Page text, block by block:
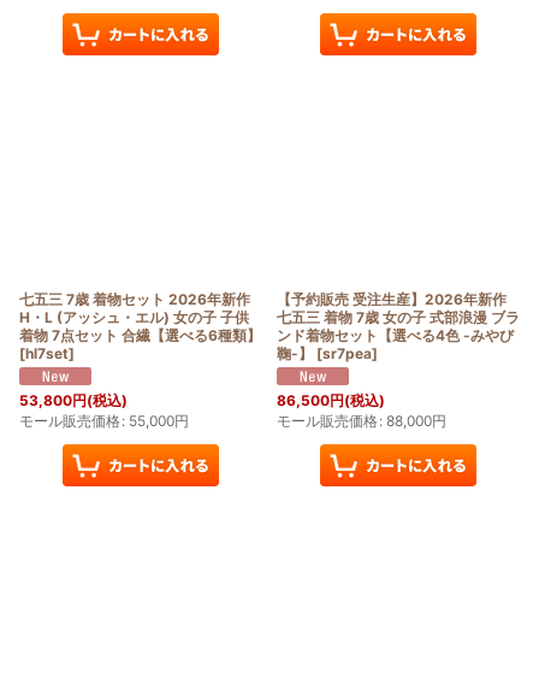
七五三 7歳 着物セット 2026年新作
H・L (アッシュ・エル) 女の子 子供
着物 7点セット 合繊【選べる6種類】
[hl7set]
53,800円(税込)
モール販売価格: 55,000円
【予約販売 受注生産】2026年新作
七五三 着物 7歳 女の子 式部浪漫 ブラ
ンド着物セット【選べる4色 -みやび
鞠-】
[sr7pea]
86,500円(税込)
モール販売価格: 88,000円